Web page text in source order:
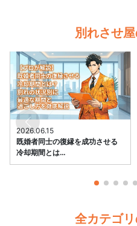
別れさせ
2026.06.15
既婚者同士の復縁を成功させる
冷却期間とは…
全カテゴ